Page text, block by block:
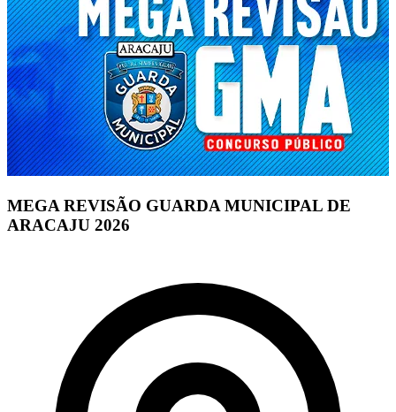
MEGA REVISÃO GUARDA MUNICIPAL DE
ARACAJU 2026